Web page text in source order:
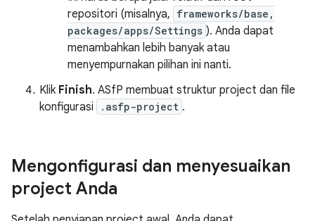
repositori (misalnya, frameworks/base,
packages/apps/Settings ). Anda dapat
menambahkan lebih banyak atau
menyempurnakan pilihan ini nanti.
Klik Finish. ASfP membuat struktur project dan file
konfigurasi
.asfp-project .
Mengonfigurasi dan menyesuaikan
project Anda